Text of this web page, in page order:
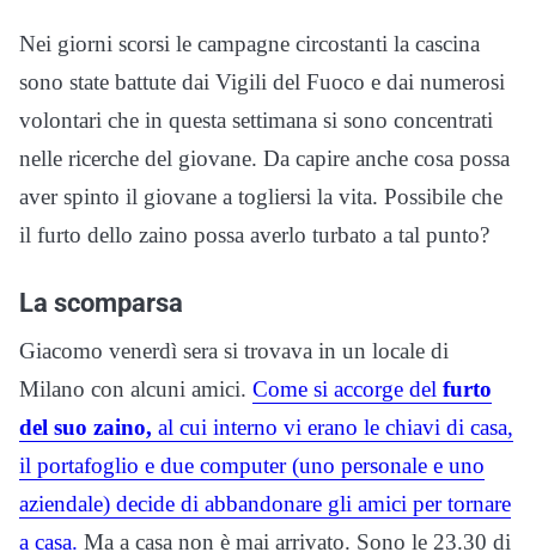
Nei giorni scorsi le campagne circostanti la cascina
sono state battute dai Vigili del Fuoco e dai numerosi
volontari che in questa settimana si sono concentrati
nelle ricerche del giovane. Da capire anche cosa possa
aver spinto il giovane a togliersi la vita. Possibile che
il furto dello zaino possa averlo turbato a tal punto?
La scomparsa
Giacomo venerdì sera si trovava in un locale di
Milano con alcuni amici. Come si accorge del furto
del suo zaino, al cui interno vi erano le chiavi di casa,
il portafoglio e due computer (uno personale e uno
aziendale) decide di abbandonare gli amici per tornare
a casa. Ma a casa non è mai arrivato. Sono le 23.30 di